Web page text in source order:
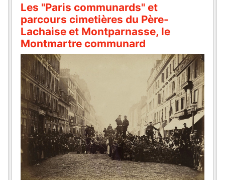
Les "Paris communards" et
parcours cimetières du Père-
Lachaise et Montparnasse, le
Montmartre communard